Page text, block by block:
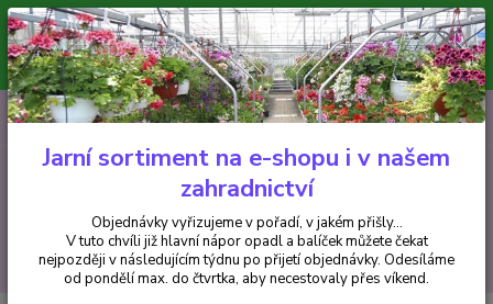
Minimální hodnota pro odeslání z e-shopu je 300 Kč.
V tuto chvíli již hlavní nápor objednávek opadl a balíček můžete čekat
nejpozději v následujícím týdnu po přijetí objednávky. Objednávky
vyřizujeme v pořadí, v jakém přišly...
CZK
Hledat
+420 602 223 614 0ks
za0 Kč
Jarní sortiment na e-shopu i v našem
zahradnictví
Objednávky vyřizujeme v pořadí, v jakém přišly...
V tuto chvíli již hlavní nápor opadl a balíček můžete čekat
nejpozději v následujícím týdnu po přijetí objednávky. Odesíláme
od pondělí max. do čtvrtka, aby necestovaly přes víkend.